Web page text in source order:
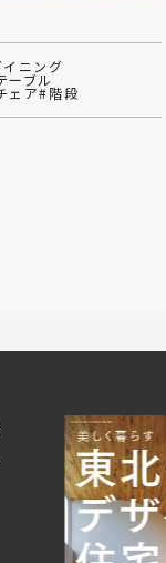
ニング
ーブル
ェア#階段